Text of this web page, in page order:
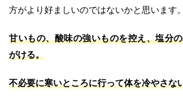
方がより好ましいのではないかと思います。
甘いもの、酸味の強いものを控え、塩分
がける。
不必要に寒いところに行って体を冷やさな